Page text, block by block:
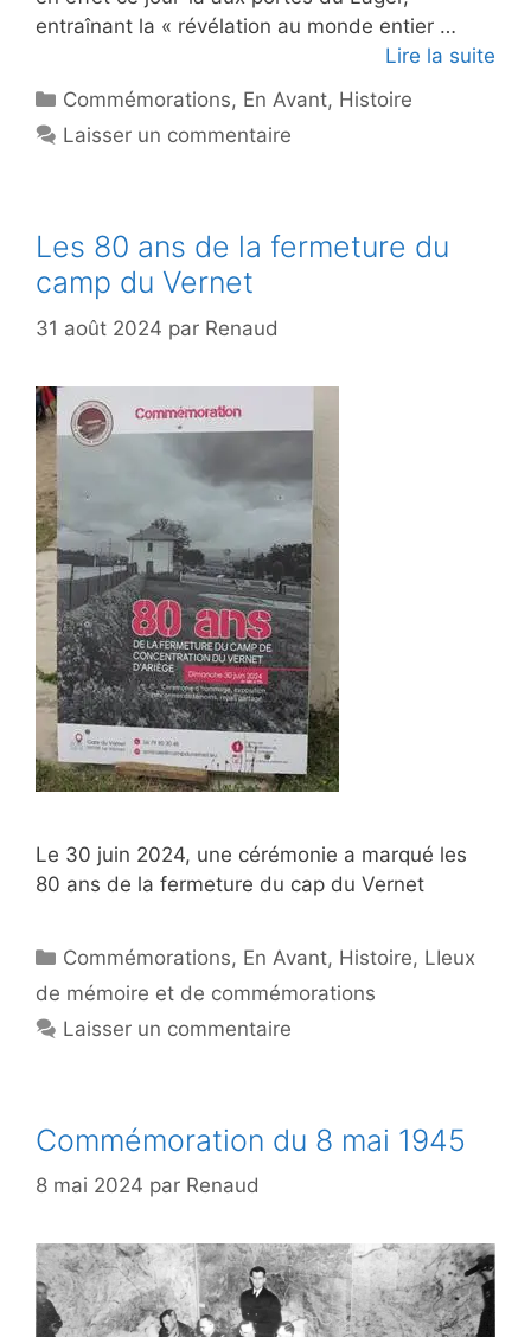
entraînant la « révélation au monde entier …
Lire la suite
Catégories
Commémorations, En Avant, Histoire
Laisser un commentaire
Les 80 ans de la fermeture du
camp du Vernet
31 août 2024 par Renaud
Le 30 juin 2024, une cérémonie a marqué les
80 ans de la fermeture du cap du Vernet
Catégories
Commémorations, En Avant, Histoire, LIeux
de mémoire et de commémorations
Laisser un commentaire
Commémoration du 8 mai 1945
8 mai 2024 par Renaud